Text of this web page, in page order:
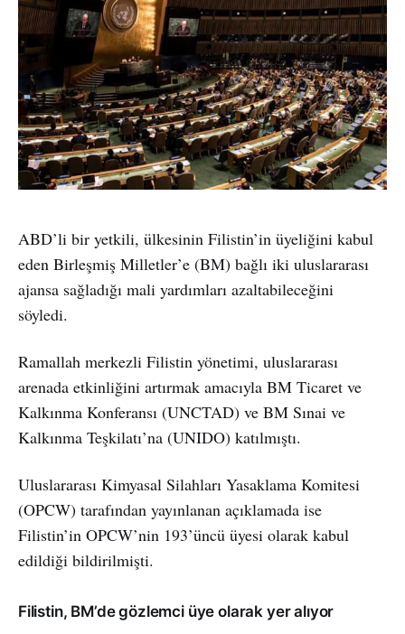
ABD’li bir yetkili, ülkesinin Filistin’in üyeliğini kabul
eden Birleşmiş Milletler’e (BM) bağlı iki uluslararası
ajansa sağladığı mali yardımları azaltabileceğini
söyledi.
Ramallah merkezli Filistin yönetimi, uluslararası
arenada etkinliğini artırmak amacıyla BM Ticaret ve
Kalkınma Konferansı (UNCTAD) ve BM Sınai ve
Kalkınma Teşkilatı’na (UNIDO) katılmıştı.
Uluslararası Kimyasal Silahları Yasaklama Komitesi
(OPCW) tarafından yayınlanan açıklamada ise
Filistin’in OPCW’nin 193’üncü üyesi olarak kabul
edildiği bildirilmişti.
Filistin, BM’de gözlemci üye olarak yer alıyor